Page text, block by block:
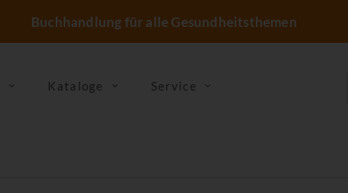
Buchhandlung für alle Gesundheitsthemen
Kataloge Service